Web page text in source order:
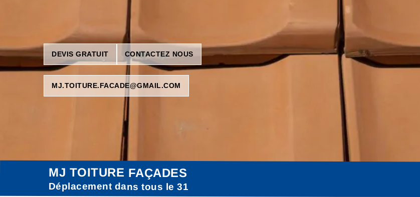
DEVIS GRATUIT CONTACTEZ NOUS
MJ.TOITURE.FACADE@GMAIL.COM
MJ TOITURE FAÇADES
Déplacement dans tous le 31